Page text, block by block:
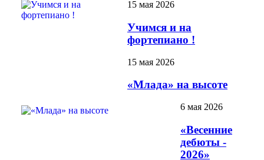
15 мая 2026
Учимся и на
фортепиано !
15 мая 2026
«Млада» на высоте
6 мая 2026
«Весенние
дебюты -
2026»